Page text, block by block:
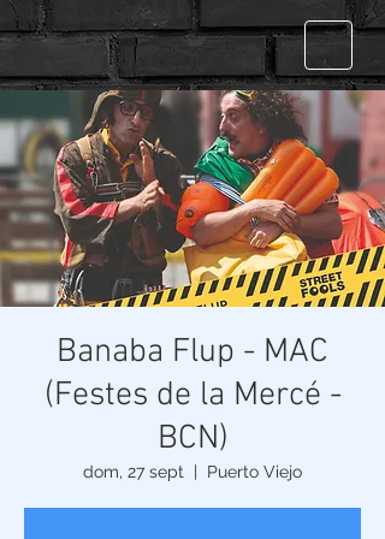
Banaba Flup - MAC
(Festes de la Mercé -
BCN)
dom, 27 sept
  |
Puerto Viejo